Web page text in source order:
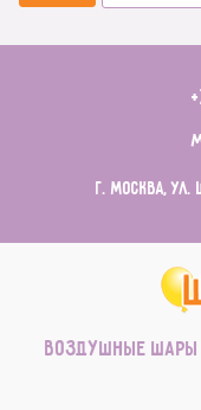
г. Москва,
Воздушные шары